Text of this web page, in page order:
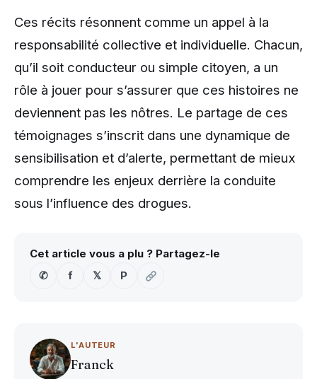
Ces récits résonnent comme un appel à la
responsabilité collective et individuelle. Chacun,
qu’il soit conducteur ou simple citoyen, a un
rôle à jouer pour s’assurer que ces histoires ne
deviennent pas les nôtres. Le partage de ces
témoignages s’inscrit dans une dynamique de
sensibilisation et d’alerte, permettant de mieux
comprendre les enjeux derrière la conduite
sous l’influence des drogues.
Cet article vous a plu ? Partagez-le
✆
f 𝕏 P
L'AUTEUR
Franck